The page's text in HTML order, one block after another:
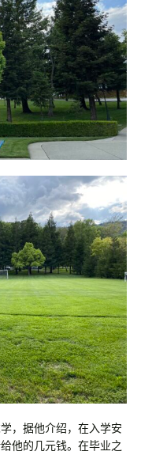
，据他介绍，在入学安
他的几元钱。在毕业之